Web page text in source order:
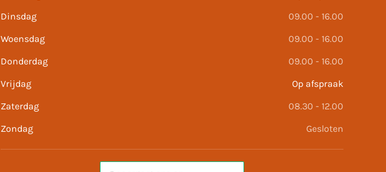
Dinsdag
09.00 - 16.00
Woensdag
09.00 - 16.00
Donderdag
09.00 - 16.00
Vrijdag
Op afspraak
Zaterdag
08.30 - 12.00
Zondag
Gesloten